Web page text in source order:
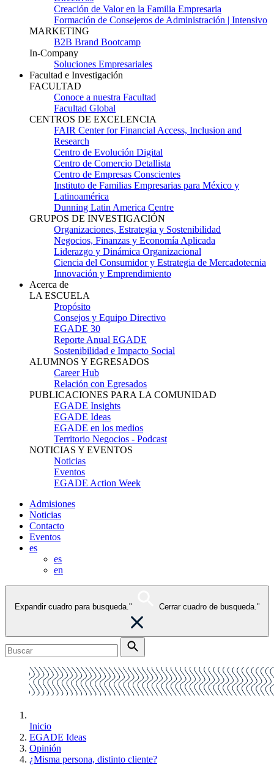
Creación de Valor en la Familia Empresaria
Formación de Consejeros de Administración | Intensivo
MARKETING
B2B Brand Bootcamp
In-Company
Soluciones Empresariales
Facultad e Investigación
FACULTAD
Conoce a nuestra Facultad
Facultad Global
CENTROS DE EXCELENCIA
FAIR Center for Financial Access, Inclusion and
Research
Centro de Evolución Digital
Centro de Comercio Detallista
Centro de Empresas Conscientes
Instituto de Familias Empresarias para México y
Latinoamérica
Dunning Latin America Centre
GRUPOS DE INVESTIGACIÓN
Organizaciones, Estrategia y Sostenibilidad
Negocios, Finanzas y Economía Aplicada
Liderazgo y Dinámica Organizacional
Ciencia del Consumidor y Estrategia de Mercadotecnia
Innovación y Emprendimiento
Acerca de
LA ESCUELA
Propósito
Consejos y Equipo Directivo
EGADE 30
Reporte Anual EGADE
Sostenibilidad e Impacto Social
ALUMNOS Y EGRESADOS
Career Hub
Relación con Egresados
PUBLICACIONES PARA LA COMUNIDAD
EGADE Insights
EGADE Ideas
EGADE en los medios
Territorio Negocios - Podcast
NOTICIAS Y EVENTOS
Noticias
Eventos
EGADE Action Week
Admisiones
Noticias
Contacto
Eventos
es
es
en
Expandir cuadro para busqueda." Cerrar cuadro de busqueda."
Inicio
EGADE Ideas
Opinión
¿Misma persona, distinto cliente?